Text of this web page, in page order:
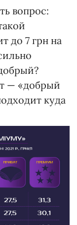
вопрос:
до 7 грн на
— «добрый
куда